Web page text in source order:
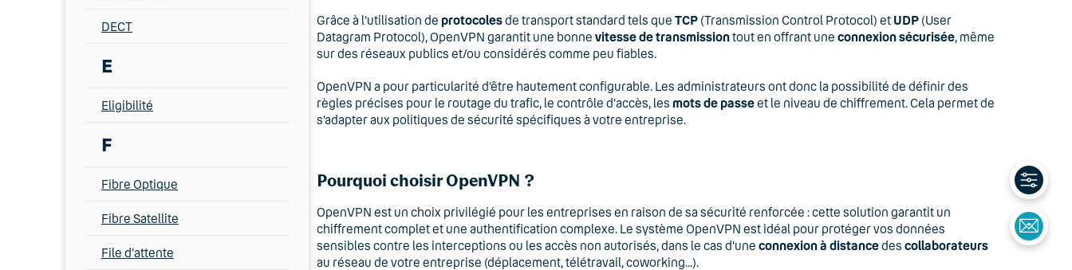
DECT
E
Eligibilité
F
Fibre Optique
Fibre Satellite
File d'attente
Grâce à l'utilisation de protocolesde transport standard tels que TCP(Transmission Control Protocol) et UDP(User
Datagram Protocol), OpenVPN garantit une bonne vitesse de transmissiontout en offrant une connexion sécurisée, même
sur des réseaux publics et/ou considérés comme peu fiables.
OpenVPN a pour particularité d’être hautement configurable. Les administrateurs ont donc la possibilité de définir des
règles précises pour le routage du trafic, le contrôle d'accès, les mots de passeet le niveau de chiffrement. Cela permet de
s’adapter aux politiques de sécurité spécifiques à votre entreprise.
Pourquoi choisir OpenVPN ?
OpenVPN est un choix privilégié pour les entreprises en raison de sa sécurité renforcée : cette solution garantit un
chiffrement complet et une authentification complexe. Le système OpenVPN est idéal pour protéger vos données
sensibles contre les interceptions ou les accès non autorisés, dans le cas d'une connexion à distancedes collaborateurs
au réseau de votre entreprise (déplacement, télétravail, coworking...).